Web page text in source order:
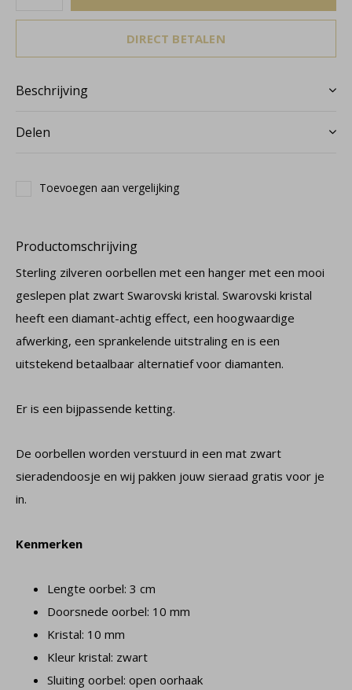
DIRECT BETALEN
Beschrijving
Delen
Toevoegen aan vergelijking
Productomschrijving
Sterling zilveren oorbellen met een hanger met een mooi
geslepen plat zwart Swarovski kristal. Swarovski kristal
heeft een diamant-achtig effect, een hoogwaardige
afwerking, een sprankelende uitstraling en is een
uitstekend betaalbaar alternatief voor diamanten.
Er is een bijpassende ketting.
De oorbellen worden verstuurd in een mat zwart
sieradendoosje en wij pakken jouw sieraad gratis voor je
in.
Kenmerken
Lengte oorbel: 3 cm
Doorsnede oorbel: 10 mm
Kristal: 10 mm
Kleur kristal: zwart
Sluiting oorbel: open oorhaak